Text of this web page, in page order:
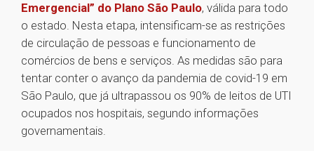
Emergencial” do Plano São Paulo, válida para todo
o estado. Nesta etapa, intensificam-se as restrições
de circulação de pessoas e funcionamento de
comércios de bens e serviços. As medidas são para
tentar conter o avanço da pandemia de covid-19 em
São Paulo, que já ultrapassou os 90% de leitos de UTI
ocupados nos hospitais, segundo informações
governamentais.